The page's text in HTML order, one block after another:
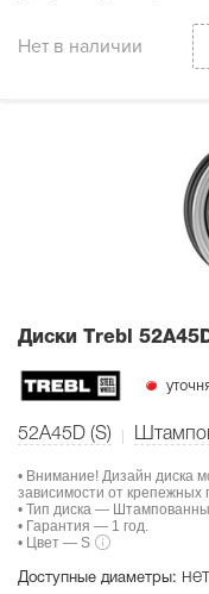
Нет в наличии
Диски Тrebl
52A45D (S)
• Внимание! Дизайн диска
зависимости от крепежных
• Тип диска —
• Гарантия — 1 год.
• Цвет — S
Доступные диаметры: нет